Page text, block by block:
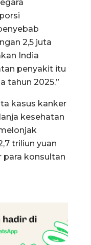
2,5 juta
India
penyakit itu
tahun 2025.”
kasus kanker
kesehatan
triliun yuan
para konsultan